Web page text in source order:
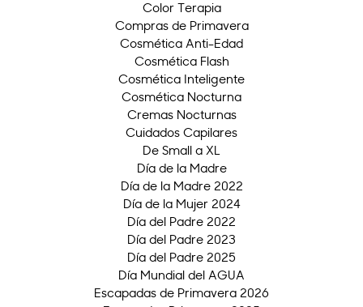
Color Terapia
Compras de Primavera
Cosmética Anti-Edad
Cosmética Flash
Cosmética Inteligente
Cosmética Nocturna
Cremas Nocturnas
Cuidados Capilares
De Small a XL
Día de la Madre
Día de la Madre 2022
Día de la Mujer 2024
Día del Padre 2022
Día del Padre 2023
Día del Padre 2025
Día Mundial del AGUA
Escapadas de Primavera 2026